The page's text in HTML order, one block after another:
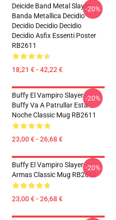
Deicide Band Metal Slayer
Banda Metallica Decidio
Decidio Decidio Decidio
Decidio Asfix Essenti Poster
RB2611
18,21 € - 42,22 €
-20%
Buffy El Vampiro Slayer -
Buffy Va A Patrullar Esta
Noche Classic Mug RB2611
23,00 € - 26,68 €
-20%
Buffy El Vampiro Slayer
Armas Classic Mug RB2611
23,00 € - 26,68 €
-20%